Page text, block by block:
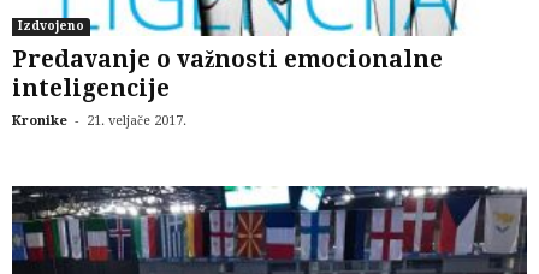
Izdvojeno
Predavanje o važnosti emocionalne
inteligencije
Kronike - 21. veljače 2017.